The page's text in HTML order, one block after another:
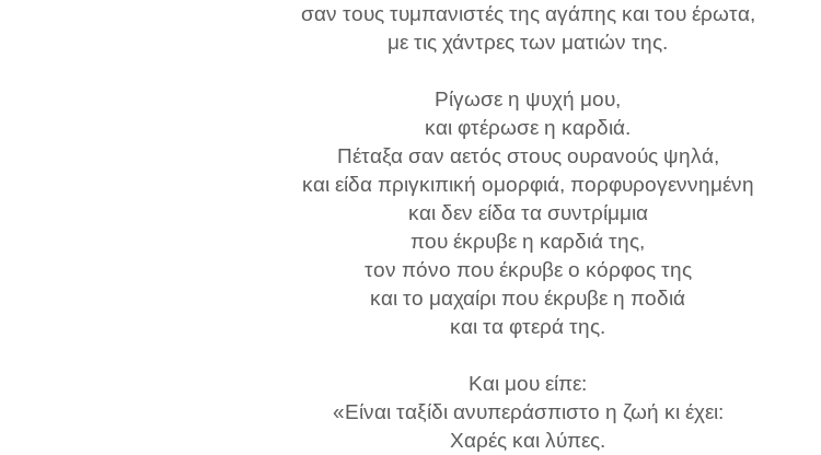
σαν τους τυμπανιστές της αγάπης και του έρωτα,
με τις χάντρες των ματιών της.
Ρίγωσε η ψυχή μου,
και φτέρωσε η καρδιά.
Πέταξα σαν αετός στους ουρανούς ψηλά,
και είδα πριγκιπική ομορφιά, πορφυρογεννημένη
και δεν είδα τα συντρίμμια
που έκρυβε η καρδιά της,
τον πόνο που έκρυβε ο κόρφος της
και το μαχαίρι που έκρυβε η ποδιά
και τα φτερά της.
Και μου είπε:
«Είναι ταξίδι ανυπεράσπιστο η ζωή κι έχει:
Χαρές και λύπες.